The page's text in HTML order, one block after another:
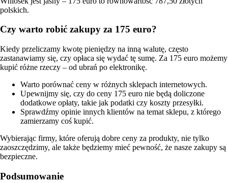
polskich.
Czy warto robić zakupy za 175 euro?
Kiedy przeliczamy kwotę pieniędzy na inną walutę, często
zastanawiamy się, czy opłaca się wydać tę sumę. Za 175 euro możemy
kupić różne rzeczy – od ubrań po elektronikę.
Warto porównać ceny w różnych sklepach internetowych.
Upewnijmy się, czy do ceny 175 euro nie będą doliczone
dodatkowe opłaty, takie jak podatki czy koszty przesyłki.
Sprawdźmy opinie innych klientów na temat sklepu, z którego
zamierzamy coś kupić.
Wybierając firmy, które oferują dobre ceny za produkty, nie tylko
zaoszczędzimy, ale także będziemy mieć pewność, że nasze zakupy są
bezpieczne.
Podsumowanie